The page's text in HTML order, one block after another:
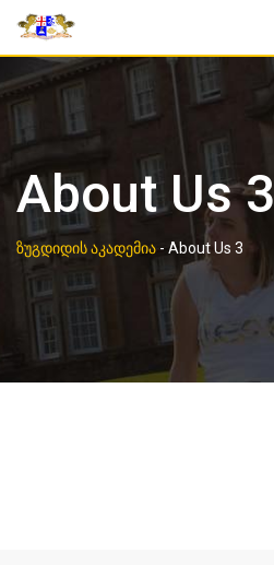
About Us 3
ზუგდიდის აკადემია - About Us 3